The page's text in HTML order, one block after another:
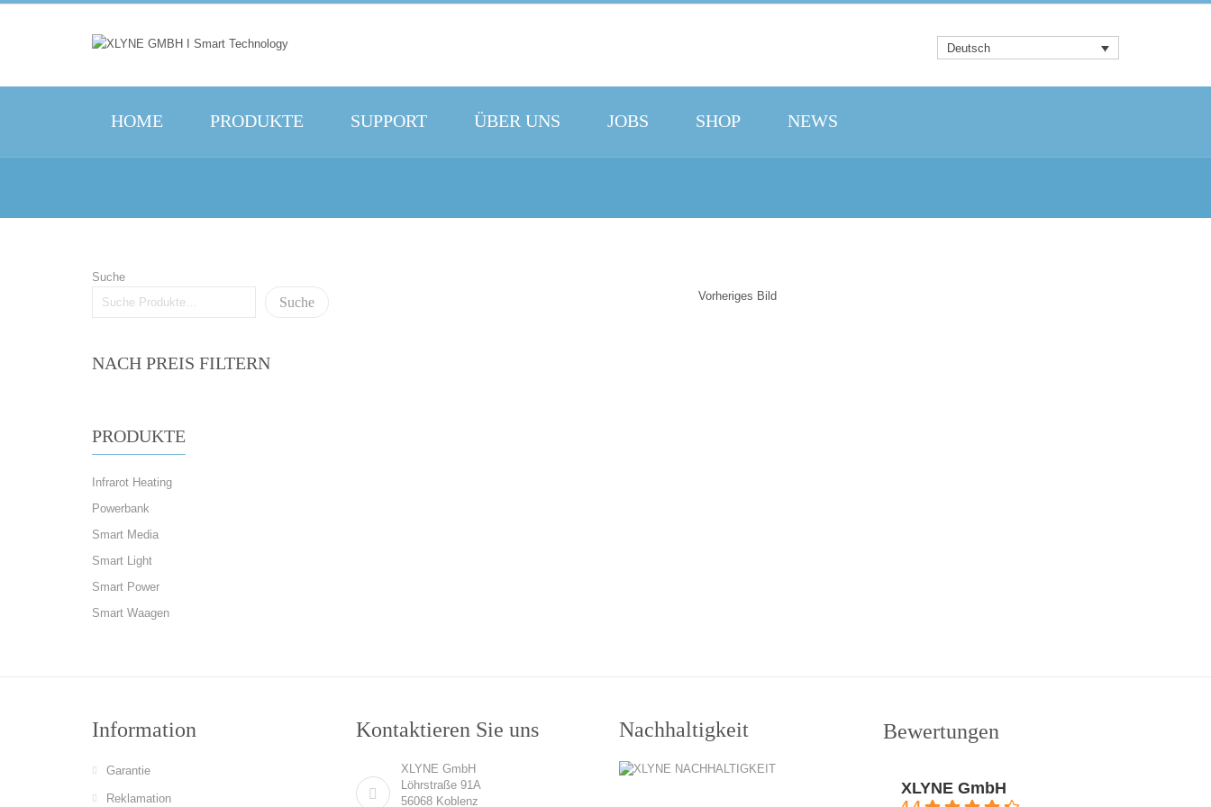
Deutsch
HOME PRODUKTE SUPPORT ÜBER UNS JOBS SHOP NEWS
Suche
Suche
NACH PREIS FILTERN
PRODUKTE
Infrarot Heating
Powerbank
Smart Media
Smart Light
Smart Power
Smart Waagen
Vorheriges Bild
Information
Garantie
Reklamation
Kontaktieren Sie uns
XLYNE GmbH
Löhrstraße 91A
56068 Koblenz
Nachhaltigkeit Bewertungen
XLYNE GmbH